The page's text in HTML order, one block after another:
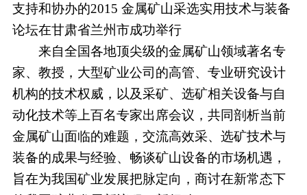
支持和协办的2015 金属矿山采选实用技术与装备
论坛在甘肃省兰州市成功举行
来自全国各地顶尖级的金属矿山领域著名专
家、教授，大型矿业公司的高管、专业研究设计
机构的技术权威，以及采矿、选矿相关设备与自
动化技术等上百名专家出席会议，共同剖析当前
金属矿山面临的难题，交流高效采、选矿技术与
装备的成果与经验、畅谈矿山设备的市场机遇，
旨在为我国矿业发展把脉定向，商讨在新常态下